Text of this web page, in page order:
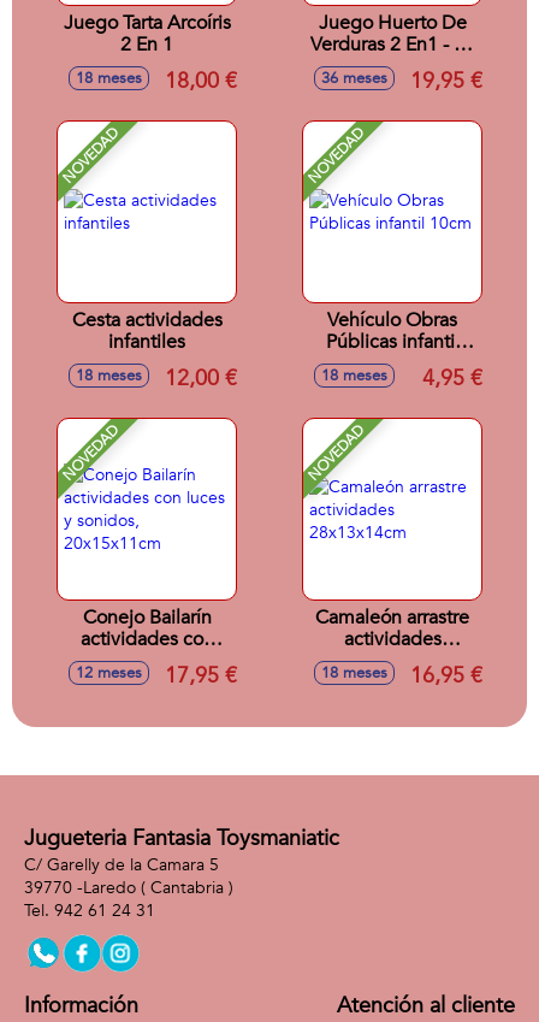
Juego Tarta Arcoíris
2 En 1
18 meses 18,00 €
Juego Huerto De
Verduras 2 En1 - 21
piezas.
36 meses 19,95 €
NOVEDAD
Cesta actividades
infantiles
18 meses 12,00 €
NOVEDAD
Vehículo Obras
Públicas infantil
10cm
18 meses 4,95 €
NOVEDAD
Conejo Bailarín
actividades con
luces y sonidos,
20x15x11cm
12 meses 17,95 €
NOVEDAD
Camaleón arrastre
actividades
28x13x14cm
18 meses 16,95 €
Jugueteria Fantasia Toysmaniatic
C/ Garelly de la Camara 5
39770 -Laredo ( Cantabria )
942 61 24 31
Información Atención al cliente